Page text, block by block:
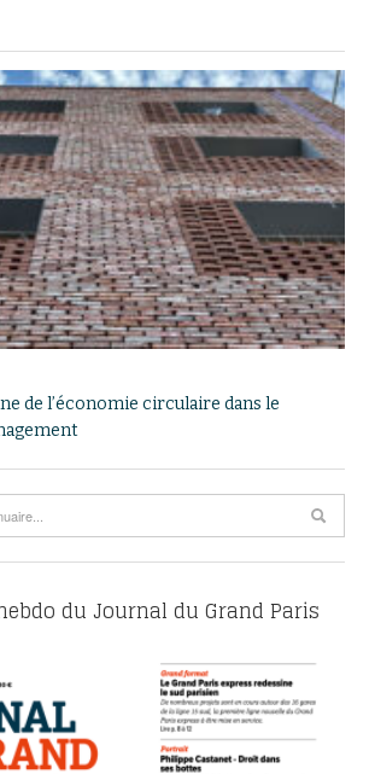
de l’économie circulaire dans le
du Journal du Grand Paris